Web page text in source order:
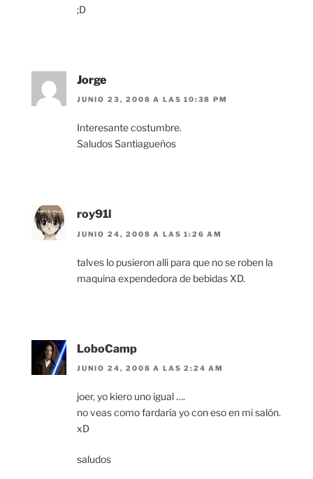
;D
Jorge
JUNIO 23, 2008 A LAS 10:38 PM
Interesante costumbre.
Saludos Santiagueños
roy91l
JUNIO 24, 2008 A LAS 1:26 AM
talves lo pusieron alli para que no se roben la
maquina expendedora de bebidas XD.
LoboCamp
JUNIO 24, 2008 A LAS 2:24 AM
joer, yo kiero uno igual ….
no veas como fardaría yo con eso en mi salón.
xD
saludos